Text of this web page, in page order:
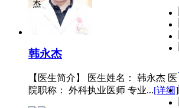
韩永杰
【医生简介】 医生姓名： 韩永杰 医
院职称： 外科执业医师 专业...[详细]